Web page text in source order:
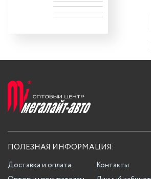
ПОЛЕЗНАЯ ИНФОРМАЦИЯ:
Доставка и оплата
Контакты